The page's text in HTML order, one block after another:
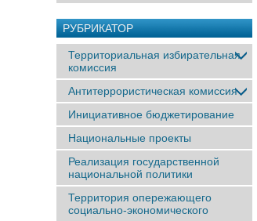
РУБРИКАТОР
Территориальная избирательная
комиссия
Антитеррористическая комиссия
Инициативное бюджетирование
Национальные проекты
Реализация государственной
национальной политики
Территория опережающего
социально-экономического